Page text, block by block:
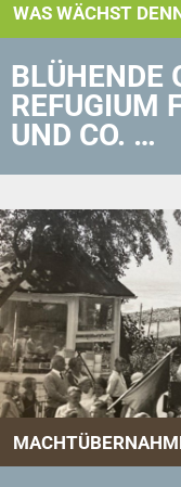
WAS WÄCHST
BLÜHENDE
REFUGIUM
UND CO. …